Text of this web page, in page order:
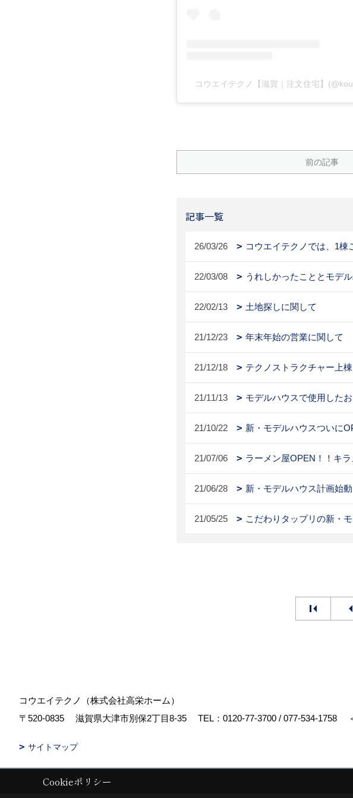
コウエイテクノ【滋賀｜注文住宅】
前の記事
記事一覧
26/03/26 コウエイテクノでは、1棟
22/03/08 うれしかったこととモデ
22/02/13 土地探しに関して
21/12/23 年末年始の営業に関して
21/12/18 テクノストラクチャー上
21/11/13 モデルハウスで使用した
21/10/22 新・モデルハウスついに
21/07/06 ラーメン屋OPEN！！キラ
21/06/28 新・モデルハウス計画始動
21/05/25 こだわりタップリの新・
コウエイテクノ（株式会社高栄ホーム）
〒520-0835
滋賀県大津市別保2丁目8-35 TEL： 0120-77-3700 / 077-534-1758
サイトマップ
Copyright (c) koueihome. All Rights Reserved.
Cookieポリシー